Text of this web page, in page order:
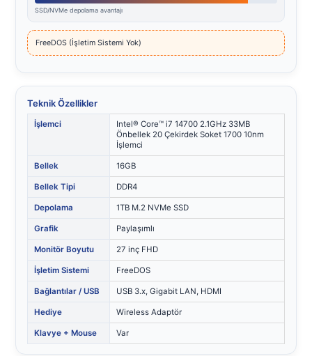
SSD/NVMe depolama avantajı
FreeDOS (İşletim Sistemi Yok)
Teknik Özellikler
İşlemci
Intel® Core™ i7 14700 2.1GHz 33MB
Önbellek 20 Çekirdek Soket 1700 10nm
İşlemci
Bellek 16GB
Bellek Tipi DDR4
Depolama 1TB M.2 NVMe SSD
Grafik Paylaşımlı
Monitör Boyutu 27 inç FHD
İşletim Sistemi FreeDOS
Bağlantılar / USB USB 3.x, Gigabit LAN, HDMI
Hediye Wireless Adaptör
Klavye + Mouse Var